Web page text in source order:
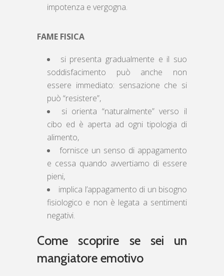
impotenza e vergogna.
FAME FISICA
si presenta gradualmente e il suo
soddisfacimento può anche non
essere immediato: sensazione che si
può “resistere”,
si orienta “naturalmente” verso il
cibo ed è aperta ad ogni tipologia di
alimento,
fornisce un senso di appagamento
e cessa quando avvertiamo di essere
pieni,
implica l’appagamento di un bisogno
fisiologico e non è legata a sentimenti
negativi.
Come scoprire se sei un
mangiatore emotivo